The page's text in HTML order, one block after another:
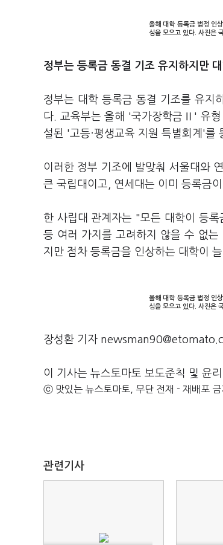
올해 대학 등록금 법정 인
심을 모으고 있다. 사진은
정부는 등록금 동결 기조 유지하지만
정부는 대학 등록금 동결 기조를 유지
다. 교육부는 올해 '국가장학금Ⅱ' 유
설된 '고등·평생교육 지원 특별회계'를
이러한 정부 기조에 발맞춰 서울대와
큰 국립대이고, 연세대는 이미 등록금
한 사립대 관계자는 "모든 대학이 등
등 여러 가지를 고려하지 않을 수 없
지만 점차 등록금을 인상하는 대학이
올해 대학 등록금 법정 인
심을 모으고 있다. 사진은
장성환 기자
이 기사는 뉴스토마토 보도준칙 및 윤
ⓒ 맛있는 뉴스토마토, 무단 전재 - 재배포 금
관련기사